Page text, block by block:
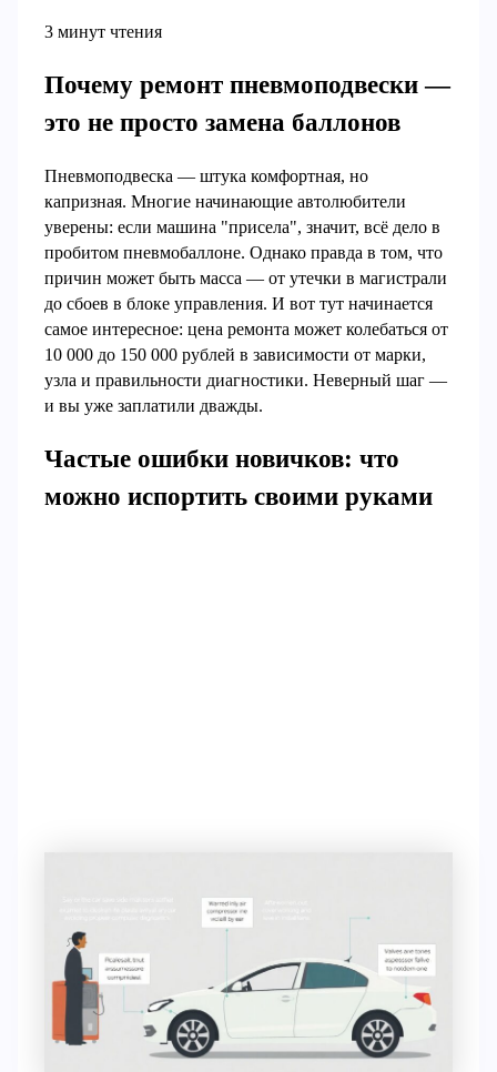
3 минут чтения
Почему ремонт пневмоподвески —
это не просто замена баллонов
Пневмоподвеска — штука комфортная, но
капризная. Многие начинающие автолюбители
уверены: если машина "присела", значит, всё дело в
пробитом пневмобаллоне. Однако правда в том, что
причин может быть масса — от утечки в магистрали
до сбоев в блоке управления. И вот тут начинается
самое интересное: цена ремонта может колебаться от
10 000 до 150 000 рублей в зависимости от марки,
узла и правильности диагностики. Неверный шаг —
и вы уже заплатили дважды.
Частые ошибки новичков: что
можно испортить своими руками